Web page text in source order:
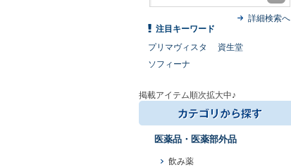
詳細検索へ
注目キーワード
プリマヴィスタ
資生堂
ソフィーナ
掲載アイテム順次拡大中♪
医薬品・医薬部外品
飲み薬